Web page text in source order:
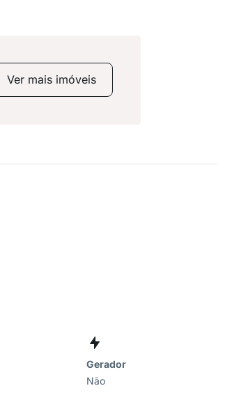
Ver mais imóveis
Gerador
Não